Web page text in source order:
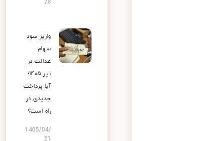
28
واریز سود
سهام
عدالت در
تیر ۱۴۰۵؛
آیا پرداخت
جدیدی در
راه است؟
1405/04/